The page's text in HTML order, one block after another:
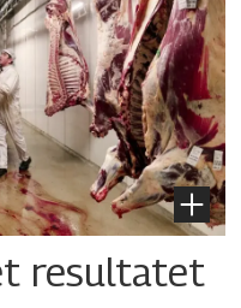
resultatet